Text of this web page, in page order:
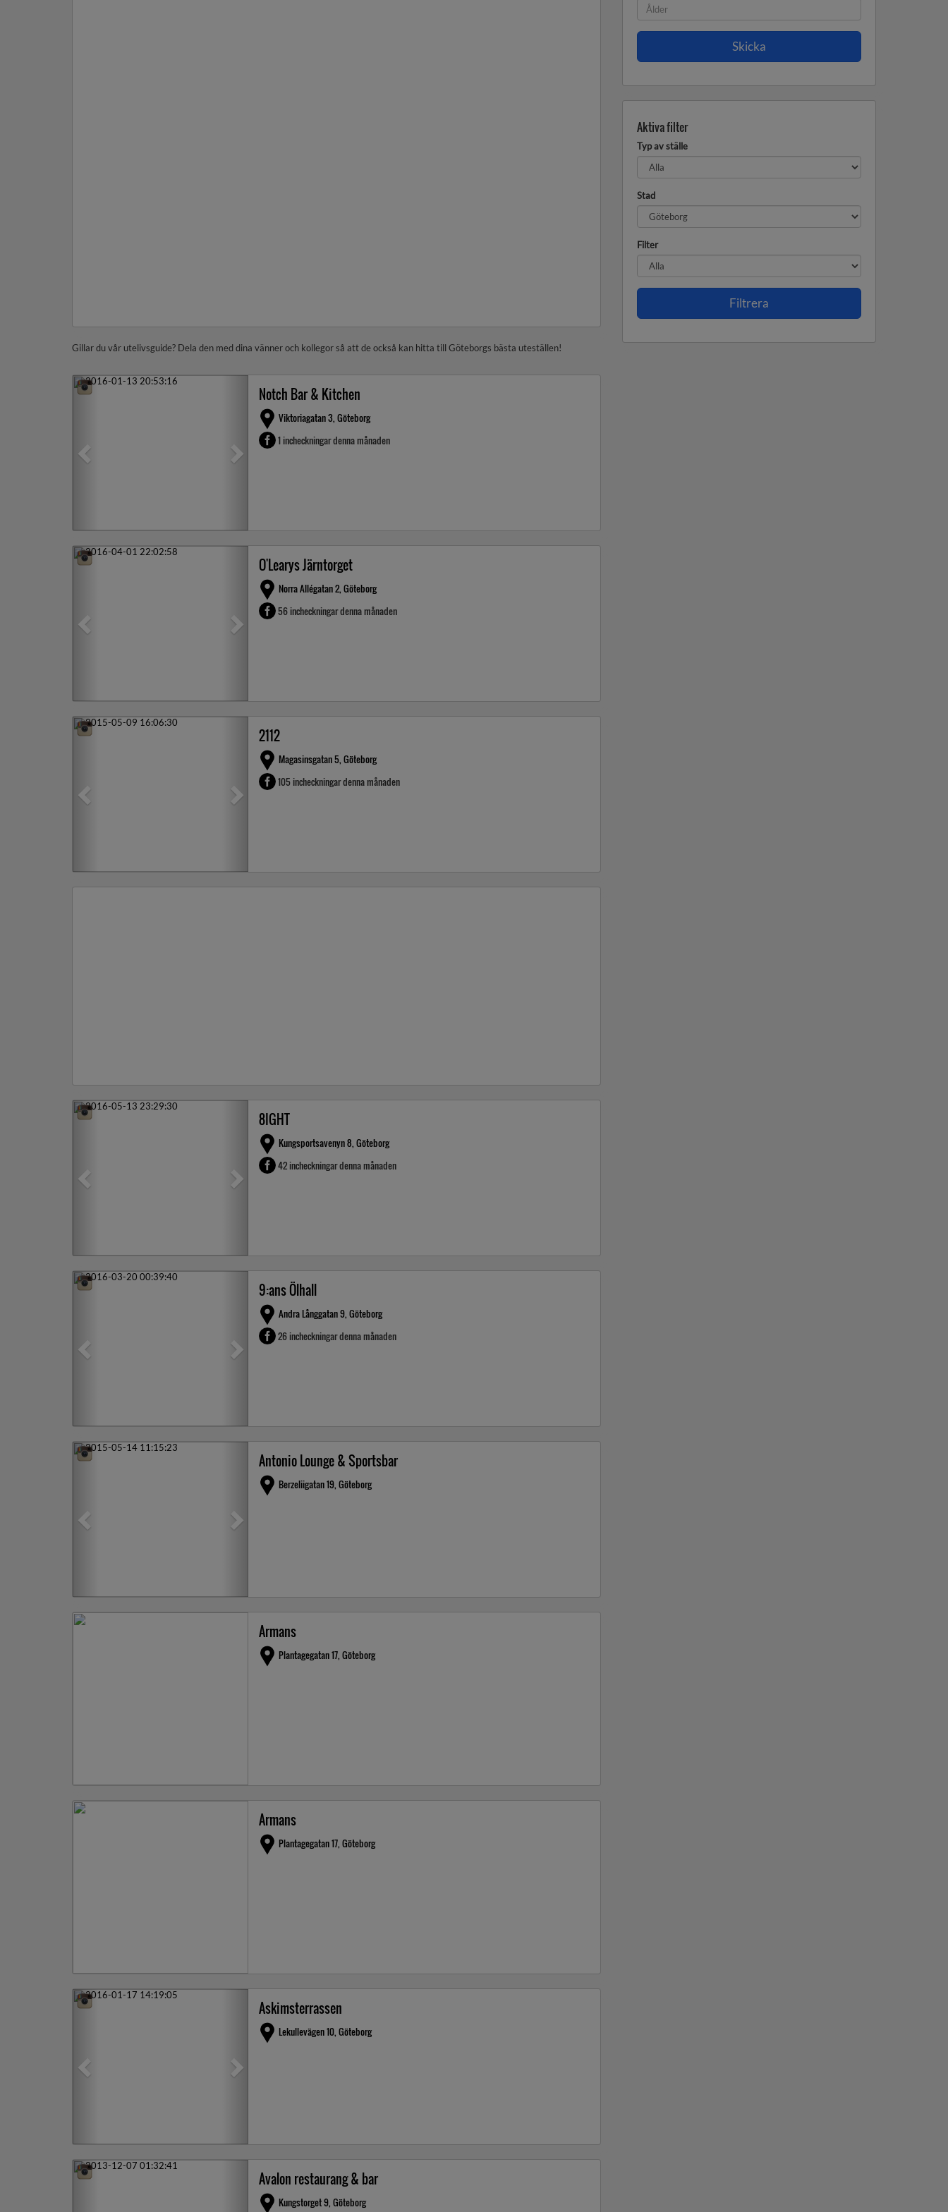
Gillar du vår utelivsguide? Dela den med dina vänner och kollegor så att de också kan hitta till Göteborgs bästa uteställen!
Previous Next
Notch Bar & Kitchen
Viktoriagatan 3, Göteborg
1 incheckningar denna månaden
Previous Next
O'Learys Järntorget
Norra Allégatan 2, Göteborg
56 incheckningar denna månaden
Previous Next
2112
Magasinsgatan 5, Göteborg
105 incheckningar denna månaden
Previous Next
8IGHT
Kungsportsavenyn 8, Göteborg
42 incheckningar denna månaden
Previous Next
9:ans Ölhall
Andra Långgatan 9, Göteborg
26 incheckningar denna månaden
Previous Next
Antonio Lounge & Sportsbar
Berzeliigatan 19, Göteborg
Armans
Plantagegatan 17, Göteborg
Armans
Plantagegatan 17, Göteborg
Previous Next
Askimsterrassen
Lekullevägen 10, Göteborg
Previous Next
Avalon restaurang & bar
Kungstorget 9, Göteborg
Aktiva filter
Typ av ställe
Stad
Filter